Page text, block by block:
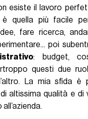
esiste il lavoro
quella più facile
fare ricerca,
poi
: budget,
questi due
La mia sfida è
altissima qualità e di